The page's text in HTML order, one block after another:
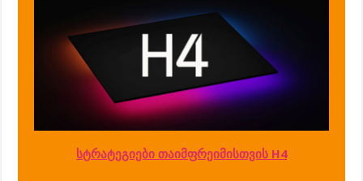
სტრატეგიები თაიმფრეიმისთვის H4